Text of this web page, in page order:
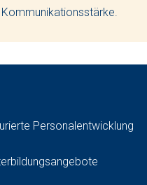
Personalentwicklung